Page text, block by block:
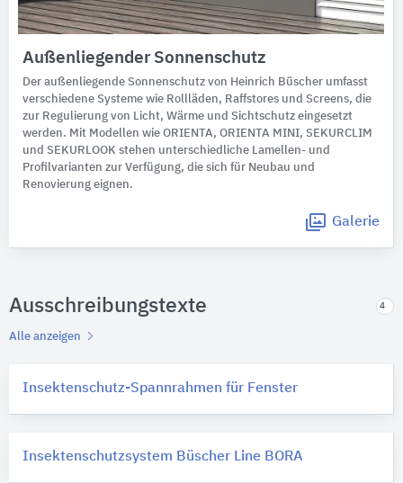
Außenliegender Sonnenschutz
Der außenliegende Sonnenschutz von Heinrich Büscher umfasst
verschiedene Systeme wie Rollläden, Raffstores und Screens, die
zur Regulierung von Licht, Wärme und Sichtschutz eingesetzt
werden. Mit Modellen wie ORIENTA, ORIENTA MINI, SEKURCLIM
und SEKURLOOK stehen unterschiedliche Lamellen- und
Profilvarianten zur Verfügung, die sich für Neubau und
Renovierung eignen.
Galerie
Ausschreibungstexte 4
Alle anzeigen
Insektenschutz-Spannrahmen für Fenster
Insektenschutzsystem Büscher Line BORA